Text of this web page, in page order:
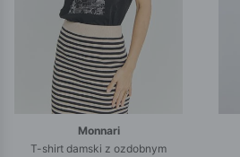
Monnari
T-shirt damski z ozdobnym